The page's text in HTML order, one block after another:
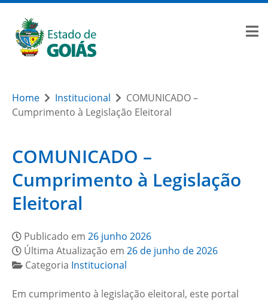
Home Institucional
COMUNICADO –
Cumprimento à Legislação Eleitoral
COMUNICADO –
Cumprimento à Legislação
Eleitoral
Publicado em 26 junho 2026
Última Atualização em 26 de junho de 2026
Categoria Institucional
Em cumprimento à legislação eleitoral, este portal